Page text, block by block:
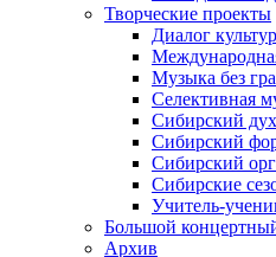
Творческие проекты
Диалог культур
Музыка без
Селективная
Сибирский
Сибирский
Сибирский
Сибирские
Учитель-
Большой
Архив